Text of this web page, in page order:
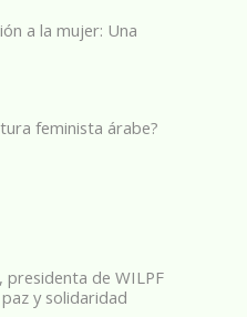
a la mujer: Una
feminista árabe?
presidenta de WILPF
y solidaridad